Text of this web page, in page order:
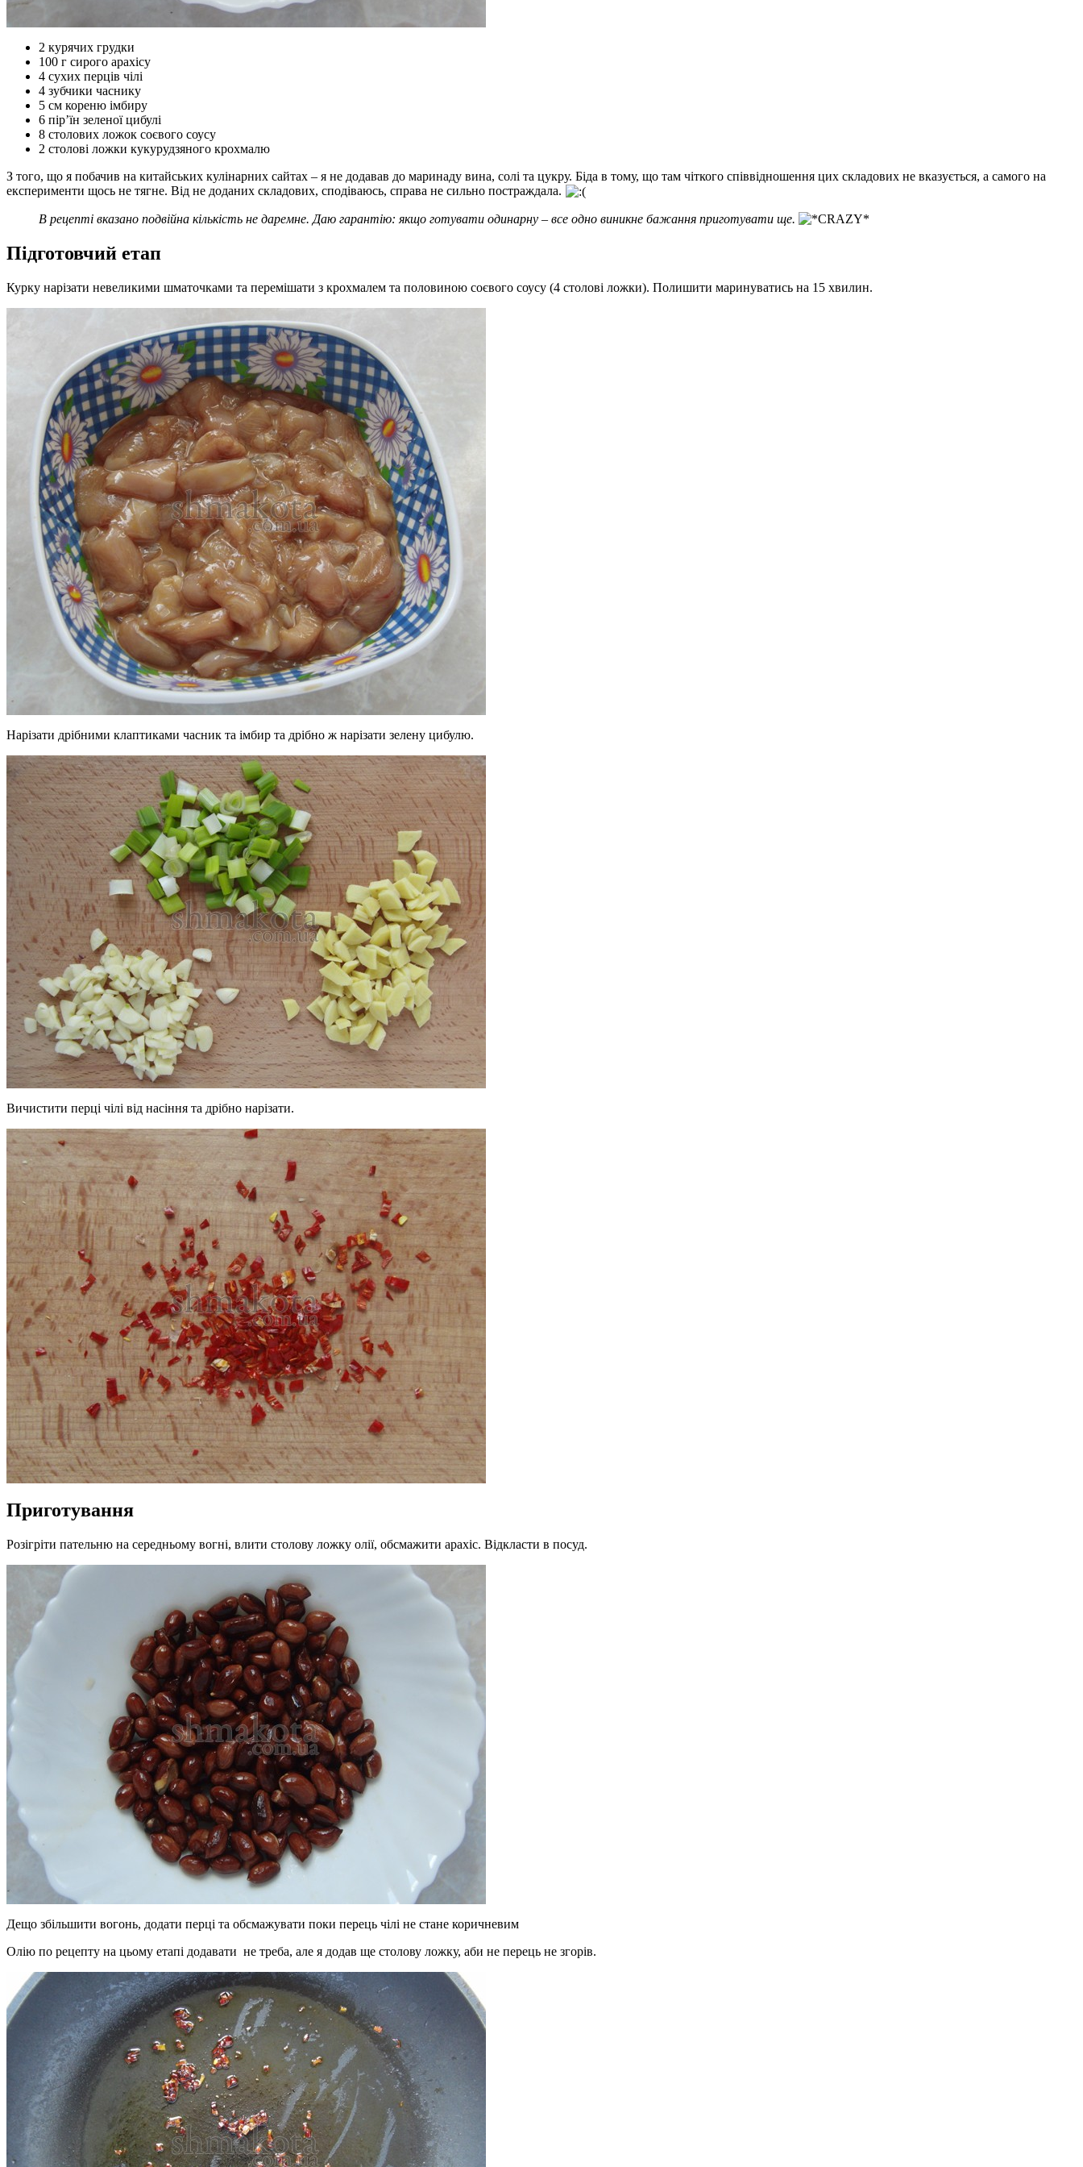
2 курячих грудки
100 г сирого арахісу
4 сухих перців чілі
4 зубчики часнику
5 см кореню імбиру
6 пір’їн зеленої цибулі
8 столових ложок соєвого соусу
2 столові ложки кукурудзяного крохмалю
З того, що я побачив на китайських кулінарних сайтах – я не додавав до маринаду вина, солі та цукру. Біда в тому, що там чіткого співвідношення цих складових не вказується, а самого на
експерименти щось не тягне. Від не доданих складових, сподіваюсь, справа не сильно постраждала.
В рецепті вказано подвійна кількість не даремне. Даю гарантію: якщо готувати одинарну – все одно виникне бажання приготувати ще.
Підготовчий етап
Курку нарізати невеликими шматочками та перемішати з крохмалем та половиною соєвого соусу (4 столові ложки). Полишити маринуватись на 15 хвилин.
Нарізати дрібними клаптиками часник та імбир та дрібно ж нарізати зелену цибулю.
Вичистити перці чілі від насіння та дрібно нарізати.
Приготування
Розігріти пательню на середньому вогні, влити столову ложку олії, обсмажити арахіс. Відкласти в посуд.
Дещо збільшити вогонь, додати перці та обсмажувати поки перець чілі не стане коричневим
Олію по рецепту на цьому етапі додавати не треба, але я додав ще столову ложку, аби не перець не згорів.